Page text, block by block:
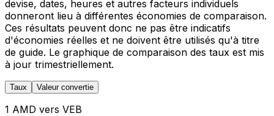
devise, dates, heures et autres facteurs individuels
donneront lieu à différentes économies de comparaison.
Ces résultats peuvent donc ne pas être indicatifs
d'économies réelles et ne doivent être utilisés qu'à titre
de guide. Le graphique de comparaison des taux est mis
à jour trimestriellement.
Taux Valeur convertie
1 AMD vers VEB